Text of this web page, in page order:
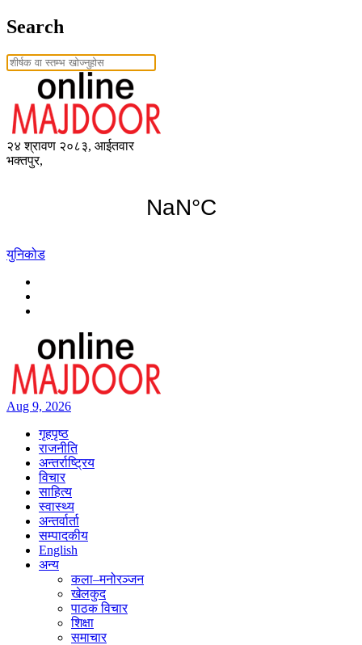
Search
२४ श्रावण २०८३, आईतवार
भक्तपुर,
युनिकोड
Aug 9, 2026
गृहपृष्ठ
राजनीति
अन्तर्राष्ट्रिय
विचार
साहित्य
स्वास्थ्य
अन्तर्वार्ता
सम्पादकीय
English
अन्य
कला–मनोरञ्जन
खेलकुद
पाठक विचार
शिक्षा
समाचार